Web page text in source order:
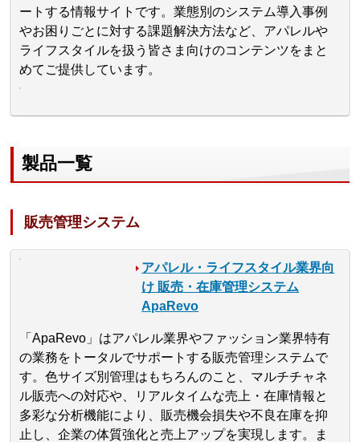
ートする情報サイトです。業態別のシステム導入事例
やお困りごとに対する課題解決方法など、アパレルや
ライフスタイルを扱う皆さま向けのコンテンツをまと
めてご提供しています。
製品一覧
販売管理システム
アパレル・ライフスタイル業界向
け 販売・在庫管理システム
ApaRevo
「ApaRevo」はアパレル業界やファッション業界特有
の業務をトータルでサポートする販売管理システムで
す。色サイズ別管理はもちろんのこと、マルチチャネ
ル販売への対応や、リアルタイムな売上・在庫情報と
多彩な分析機能により、販売機会損失や不良在庫を抑
止し、企業の体質強化と売上アップを実現します。ま